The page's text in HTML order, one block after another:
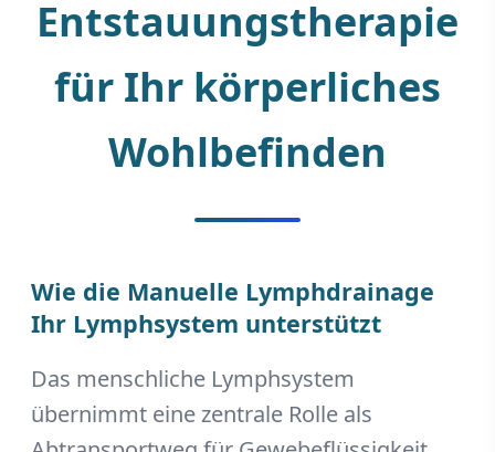
Entstauungstherapie
für Ihr körperliches
Wohlbefinden
Wie die Manuelle Lymphdrainage
Ihr Lymphsystem unterstützt
Das menschliche Lymphsystem
übernimmt eine zentrale Rolle als